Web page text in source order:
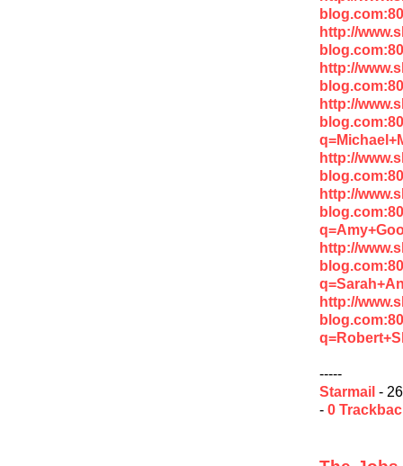
http://
http://
http://
http://
http://
http://
http://
-----
Starmail -
- 0